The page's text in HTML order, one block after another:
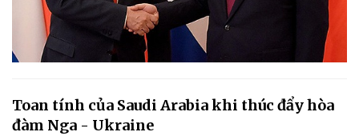
Toan tính của Saudi Arabia khi thúc đẩy hòa
đàm Nga - Ukraine